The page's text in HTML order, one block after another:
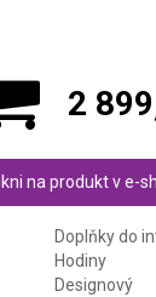
2
na produkt v e-
Doplňky do
Hodiny
Designový